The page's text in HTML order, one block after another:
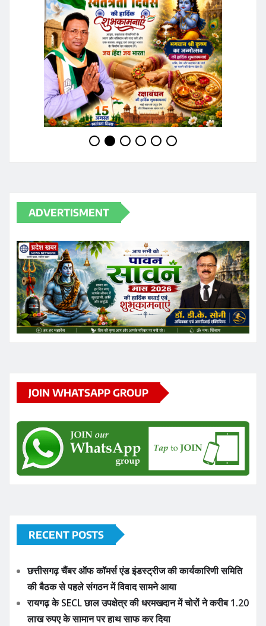
ADVERTISMENT
JOIN WHATSAPP GROUP
RECENT POSTS
छत्तीसगढ़ चैंबर ऑफ कॉमर्स एंड इंडस्ट्रीज की कार्यकारिणी समिति
की बैठक से पहले संगठन में विवाद सामने आया
रायगढ़ के SECL छाल उपक्षेत्र की धरमखदान में चोरों ने करीब 1.20
लाख रुपए के सामान पर हाथ साफ कर दिया